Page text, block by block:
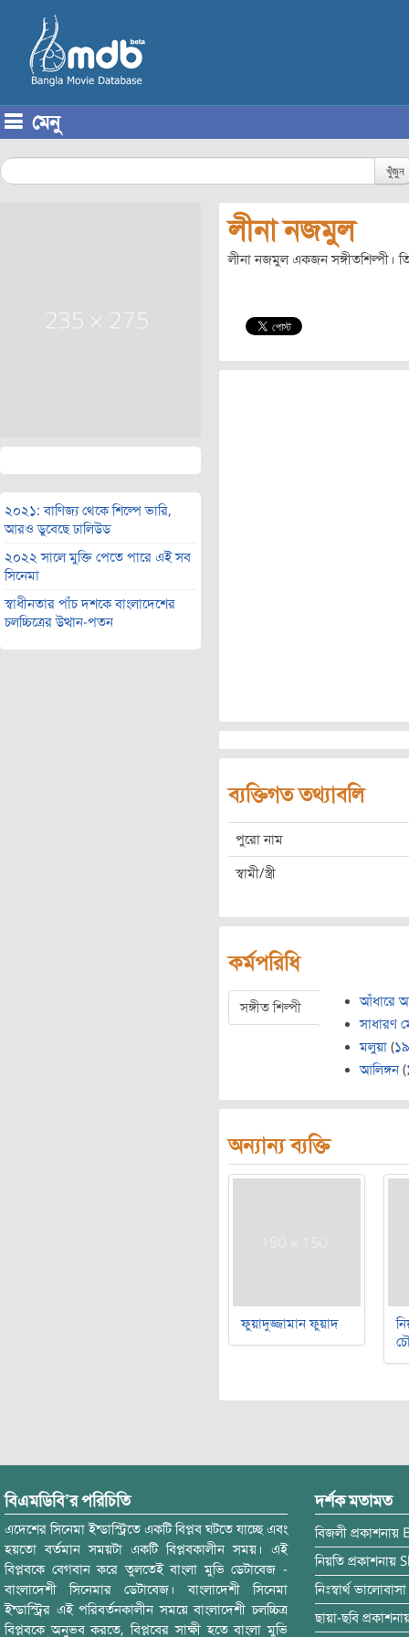
মেনু
খুঁজুন
২০২১: বাণিজ্য থেকে শিল্পে ভারি,
আরও ডুবেছে ঢালিউড
২০২২ সালে মুক্তি পেতে পারে এই সব
সিনেমা
স্বাধীনতার পাঁচ দশকে বাংলাদেশের
চলচ্চিত্রের উত্থান-পতন
লীনা নজমুল
লীনা নজমুল একজন সঙ্গীতশিল্পী।
ব্যক্তিগত তথ্যাবলি
পুরো নাম
স্বামী/স্ত্রী
কর্মপরিধি
সঙ্গীত শিল্পী
আঁধারে
সাধারণ
মলুয়া (
আলিঙ্গন (
অন্যান্য ব্যক্তি
ফুয়াদুজ্জামান ফুয়াদ
বিএমডিবি’র পরিচিতি
এদেশের সিনেমা ইন্ডাস্ট্রিতে একটি বিপ্লব ঘটতে যাচ্ছে এবং
হয়তো বর্তমান সময়টা একটি বিপ্লবকালীন সময়। এই
বিপ্লবকে বেগবান করে তুলতেই বাংলা মুভি ডেটাবেজ -
বাংলাদেশী সিনেমার ডেটাবেজ। বাংলাদেশী সিনেমা
ইন্ডাস্ট্রির এই পরিবর্তনকালীন সময়ে বাংলাদেশী চলচ্চিত্র
বিপ্লবকে অনুভব করতে, বিপ্লবের সাক্ষী হতে বাংলা মুভি
দর্শক মতামত
বিজলী প্রকাশনায়
নিয়তি প্রকাশনায়
নিঃস্বার্থ ভালোবাসা
ছায়া-ছবি